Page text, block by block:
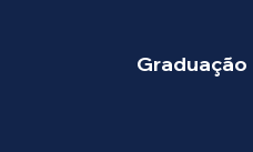
Graduação